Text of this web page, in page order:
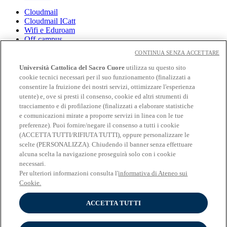
Cloudmail
Cloudmail ICatt
Wifi e Eduroam
Off-campus
Biblioteca
Librerie
EduCatt
CV Online
Albo Fornitori
Bandi e Gare
Verifica certificati e autocertificazioni
Seguici su:
Seguici su Facebook
Seguici su 𝕏
Seguici su Linkedin
Seguici su Youtube
Seguici su Instagram
© Università Cattolica del Sacro Cuore - Largo A. Gemelli 1, 20123
Università Cattolica del Sacro Cuore utilizza su questo sito
cookie tecnici necessari per il suo funzionamento (finalizzati a
consentire la fruizione dei nostri servizi, ottimizzare l'esperienza
utente) e, ove si presti il consenso, cookie ed altri strumenti di
tracciamento e di profilazione (finalizzati a elaborare statistiche
e comunicazioni mirate a proporre servizi in linea con le tue
preferenze). Puoi fornire/negare il consenso a tutti i cookie
(ACCETTA TUTTI/RIFIUTA TUTTI), oppure personalizzare le
scelte (PERSONALIZZA). Chiudendo il banner senza effettuare
alcuna scelta la navigazione proseguirà solo con i cookie
necessari.
Per ulteriori informazioni consulta l'informativa di Ateneo sui
Cookie.
ACCETTA TUTTI
CONTINUA SENZA ACCETTARE